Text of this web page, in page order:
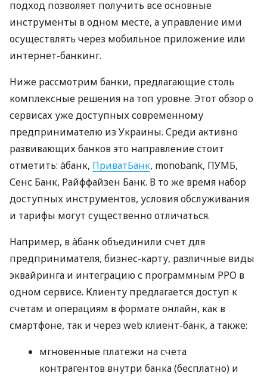
подход позволяет получить все основные
инструменты в одном месте, а управление ими
осуществлять через мобильное приложение или
интернет-банкинг.
Ниже рассмотрим банки, предлагающие столь
комплексные решения на топ уровне. Этот обзор о
сервисах уже доступных современному
предпринимателю из Украины. Среди активно
развивающих банков это направление стоит
отметить: àбанк, ПриватБанк, monobank, ПУМБ,
Сенс Банк, Райффайзен Банк. В то же время набор
доступных инструментов, условия обслуживания
и тарифы могут существенно отличаться.
Например, в àбанк объединили счет для
предпринимателя, бизнес-карту, различные виды
эквайринга и интеграцию с программным РРО в
одном сервисе. Клиенту предлагается доступ к
счетам и операциям в формате онлайн, как в
смартфоне, так и через web клиент-банк, а также:
мгновенные платежи на счета
контрагентов внутри банка (бесплатно) и